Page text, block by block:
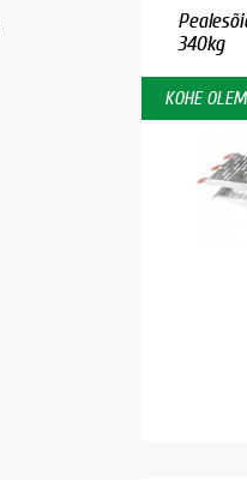
340kg
KOHE